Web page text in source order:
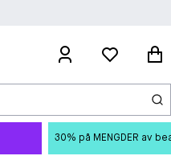
30% på MENGDER av